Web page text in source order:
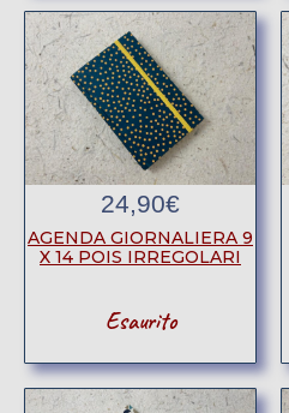
24,90€
AGENDA GIORNALIERA 9
X 14 POIS IRREGOLARI
Esaurito